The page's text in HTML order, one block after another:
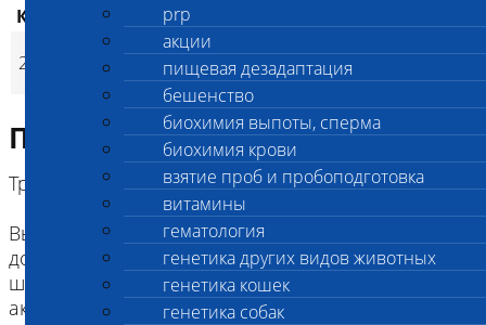
prp
акции
пищевая дезадаптация
бешенство
биохимия выпоты, сперма
биохимия крови
взятие проб и пробоподготовка
витамины
гематология
генетика других видов животных
генетика кошек
генетика собак
Код Наименование услуг
298
Холестерин (выпот) 190p (Время исполнения24
220p (Время исполнения1
Подготовка к исследованию
Требования к пробам:
Выпотная (асцитная) жидкость может быть
доставлена в лабораторию непосредственно в
шприце или в пробирке для биохимии без
активаторов свертывания.